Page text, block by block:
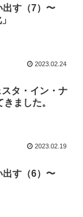
出す（7）〜
2023.02.24
スタ・イン・ナ
ました。
2023.02.19
出す（6）〜